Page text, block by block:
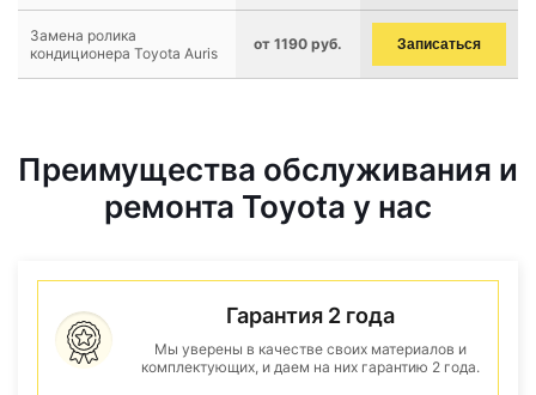
Замена ролика
кондиционера Toyota Auris
от 1190 руб. Записаться
Преимущества обслуживания и
ремонта Toyota у нас
Гарантия 2 года
Мы уверены в качестве своих материалов и
комплектующих, и даем на них гарантию 2 года.